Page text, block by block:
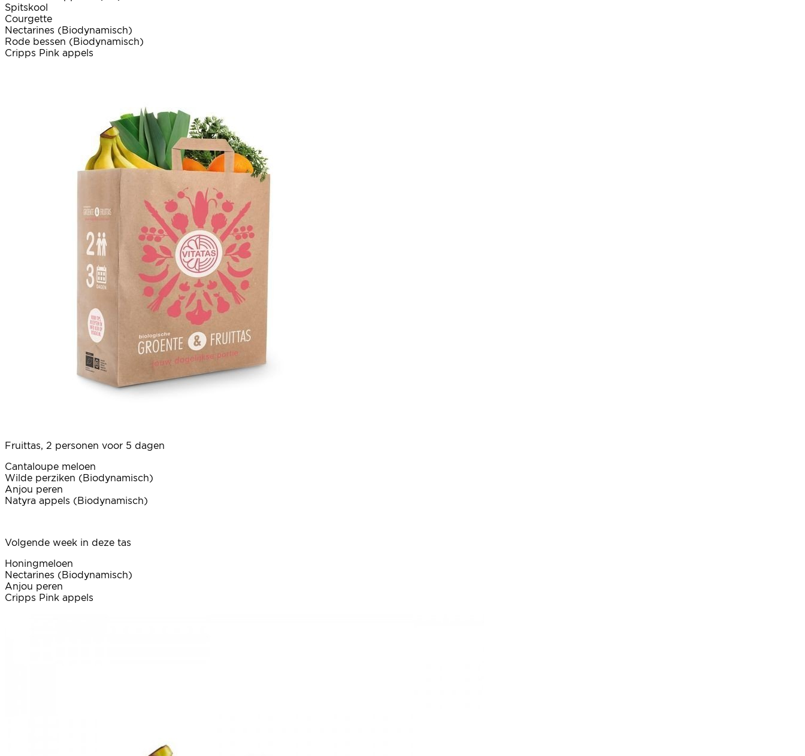
Spitskool
Courgette
Nectarines (Biodynamisch)
Rode bessen (Biodynamisch)
Cripps Pink appels
Fruittas, 2 personen voor 5 dagen
Cantaloupe meloen
Wilde perziken (Biodynamisch)
Anjou peren
Natyra appels (Biodynamisch)
Volgende week in deze tas
Honingmeloen
Nectarines (Biodynamisch)
Anjou peren
Cripps Pink appels